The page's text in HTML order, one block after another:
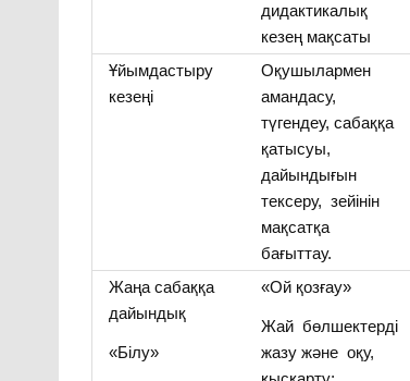
дидактикалық
кезең мақсаты
Ұйымдастыру
кезеңі
Оқушылармен
амандасу,
түгендеу, сабаққа
қатысуы,
дайындығын
тексеру, зейінін
мақсатқа
бағыттау.
Жаңа сабаққа
дайындық
«Білу»
«Ой қозғау»
Жай бөлшектерді
жазу және оқу,